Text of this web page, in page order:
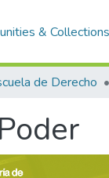
& Collections
de Derecho